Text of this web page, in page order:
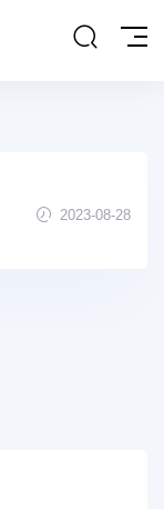
2023-08-28